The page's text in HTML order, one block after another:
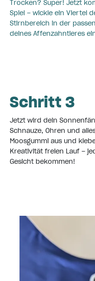
Trocken? Super! Jetzt
Spiel – wickle ein Viertel
Stirnbereich in der
deines Affenzahntieres
Schritt 3
Jetzt wird dein
Schnauze, Ohren und
Moosgummi aus und
Kreativität freien Lauf –
Gesicht bekommen!